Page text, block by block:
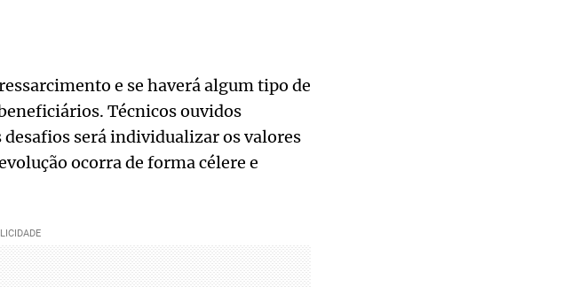
e se haverá algum tipo de
Técnicos ouvidos
será individualizar os valores
ocorra de forma célere e